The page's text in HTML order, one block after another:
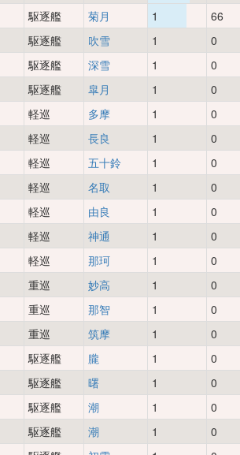
駆逐艦 菊月 1 66
駆逐艦 吹雪 1 0
駆逐艦 深雪 1 0
駆逐艦 皐月 1 0
軽巡 多摩 1 0
軽巡 長良 1 0
軽巡 五十鈴 1 0
軽巡 名取 1 0
軽巡 由良 1 0
軽巡 神通 1 0
軽巡 那珂 1 0
重巡 妙高 1 0
重巡 那智 1 0
重巡 筑摩 1 0
駆逐艦 朧 1 0
駆逐艦 曙 1 0
駆逐艦 潮 1 0
駆逐艦 潮 1 0